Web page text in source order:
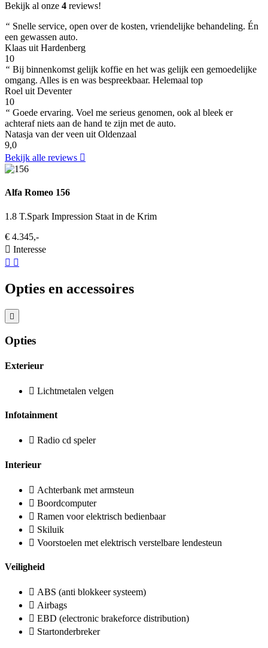
Bekijk al onze 4 reviews!
“ Snelle service, open over de kosten, vriendelijke behandeling. Én
een gewassen auto.
Klaas uit Hardenberg
10
“ Bij binnenkomst gelijk koffie en het was gelijk een gemoedelijke
omgang. Alles is en was bespreekbaar. Helemaal top
Roel uit Deventer
10
“ Goede ervaring. Voel me serieus genomen, ook al bleek er
achteraf niets aan de hand te zijn met de auto.
Natasja van der veen uit Oldenzaal
9,0
Bekijk alle reviews
Alfa Romeo 156
1.8 T.Spark Impression Staat in de Krim
€ 4.345,-
Interesse
Opties en accessoires
Opties
Exterieur
Lichtmetalen velgen
Infotainment
Radio cd speler
Interieur
Achterbank met armsteun
Boordcomputer
Ramen voor elektrisch bedienbaar
Skiluik
Voorstoelen met elektrisch verstelbare lendesteun
Veiligheid
ABS (anti blokkeer systeem)
Airbags
EBD (electronic brakeforce distribution)
Startonderbreker